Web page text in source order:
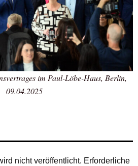
im Paul-Löbe-Haus, Berlin,
09.04.2025
nicht veröffentlicht. Erforderliche